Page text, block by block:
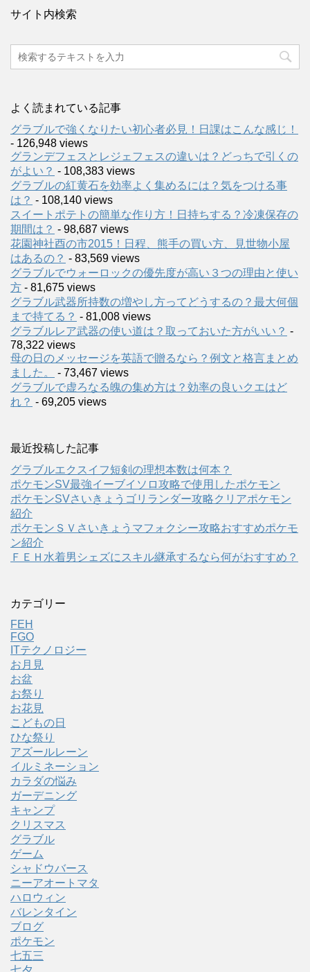
サイト内検索
よく読まれている記事
グラブルで強くなりたい初心者必見！日課はこんな感じ！
- 126,948 views
グランデフェスとレジェフェスの違いは？どっちで引くの
がよい？ - 108,383 views
グラブルの紅黄石を効率よく集めるには？気をつける事
は？ - 108,140 views
スイートポテトの簡単な作り方！日持ちする？冷凍保存の
期間は？ - 98,687 views
花園神社酉の市2015！日程、熊手の買い方、見世物小屋
はあるの？ - 83,569 views
グラブルでウォーロックの優先度が高い３つの理由と使い
方 - 81,675 views
グラブル武器所持数の増やし方ってどうするの？最大何個
まで持てる？ - 81,008 views
グラブルレア武器の使い道は？取っておいた方がいい？ -
78,322 views
母の日のメッセージを英語で贈るなら？例文と格言まとめ
ました。
- 73,467 views
グラブルで虚ろなる魄の集め方は？効率の良いクエはど
れ？ - 69,205 views
最近投稿した記事
グラブルエクスイフ短剣の理想本数は何本？
ポケモンSV最強イーブイソロ攻略で使用したポケモン
ポケモンSVさいきょうゴリランダー攻略クリアポケモン
紹介
ポケモンＳＶさいきょうマフォクシー攻略おすすめポケモ
ン紹介
ＦＥＨ水着男シェズにスキル継承するなら何がおすすめ？
カテゴリー
FEH
FGO
ITテクノロジー
お月見
お盆
お祭り
お花見
こどもの日
ひな祭り
アズールレーン
イルミネーション
カラダの悩み
ガーデニング
キャンプ
クリスマス
グラブル
ゲーム
シャドウバース
ニーアオートマタ
ハロウィン
バレンタイン
ブログ
ポケモン
七五三